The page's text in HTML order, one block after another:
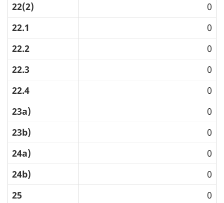
22(2)
0
22.1
0
22.2
0
22.3
0
22.4
0
23a)
0
23b)
0
24a)
0
24b)
0
25
0